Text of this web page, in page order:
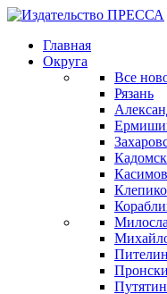
Главная
Округа
Все
Рязань